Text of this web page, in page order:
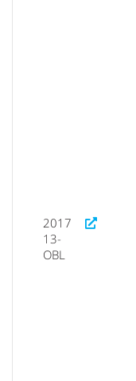
2017
13-
OBL